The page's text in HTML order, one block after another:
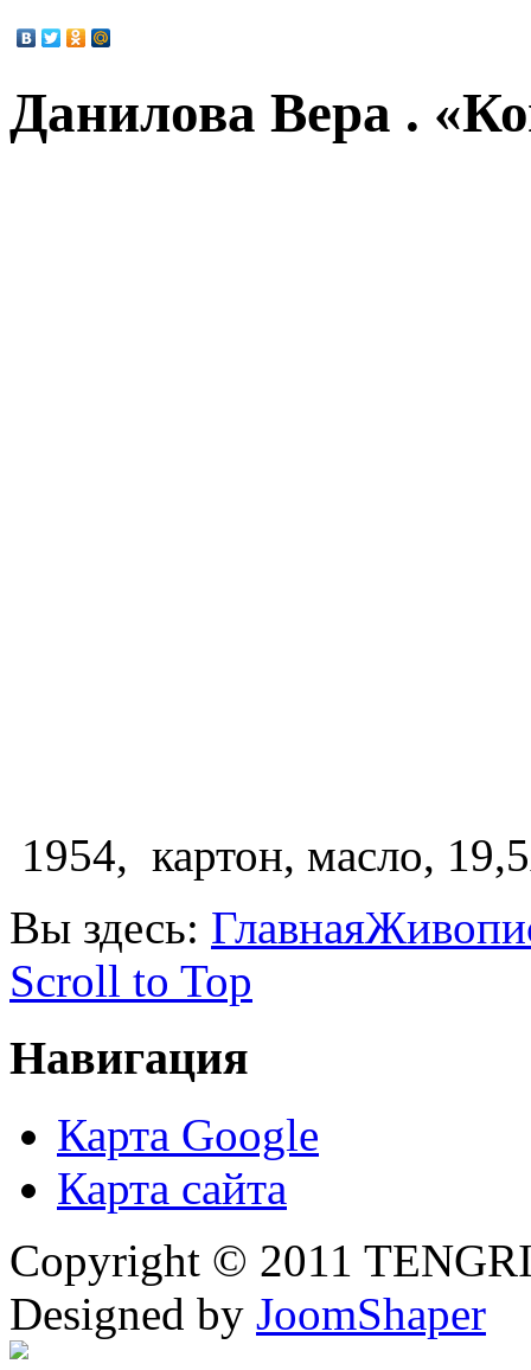
Данилова Вера .
1954, картон, масло,
Вы здесь: Главная
Scroll to Top
Навигация
Карта Google
Карта сайта
Copyright © 2011
Designed by JoomShaper